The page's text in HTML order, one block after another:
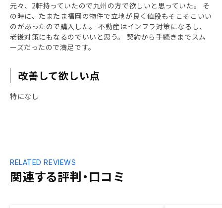
元々、2軒持っていたので九州の方で欲しいと思っていた。 そ
の時に、たまたま福岡の物件で立地が良く値段もそこそこいい
のがあったので購入した。 不動産はインフラ対策になるし、
老後対策にもなるのでいいと思う。 契約から手続きまでスム
ーズだったので満足です。
改善して欲しい点
特になし
関連する評判・口コミ
RELATED REVIEWS